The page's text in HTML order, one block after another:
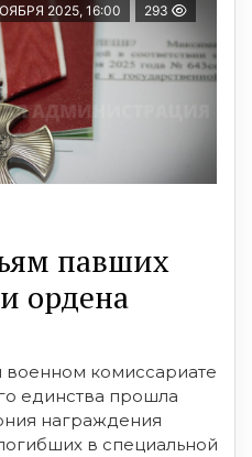
2025, 16:00 293
павших
ордена
комиссариате
единства прошла
награждения
в специальной